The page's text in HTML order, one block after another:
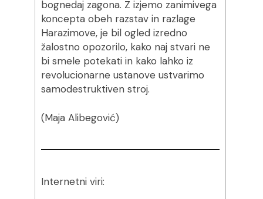
bognedaj zagona. Z izjemo zanimivega
koncepta obeh razstav in razlage
Harazimove, je bil ogled izredno
žalostno opozorilo, kako naj stvari ne
bi smele potekati in kako lahko iz
revolucionarne ustanove ustvarimo
samodestruktiven stroj.
(Maja Alibegović)
Internetni viri: